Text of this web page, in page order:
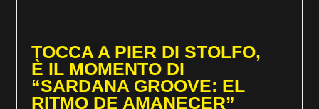
TOCCA A PIER DI STOLFO,
È IL MOMENTO DI
“SARDANA GROOVE: EL
RITMO DE AMANECER”